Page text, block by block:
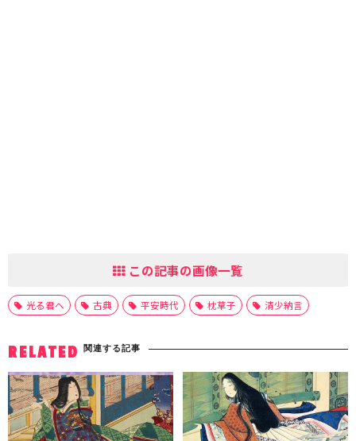
この記事の画像一覧
光る君へ 古典 平安時代 枕草子 清少納言
RELATED 関連する記事